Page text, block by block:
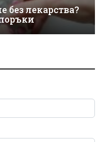
без лекарства?